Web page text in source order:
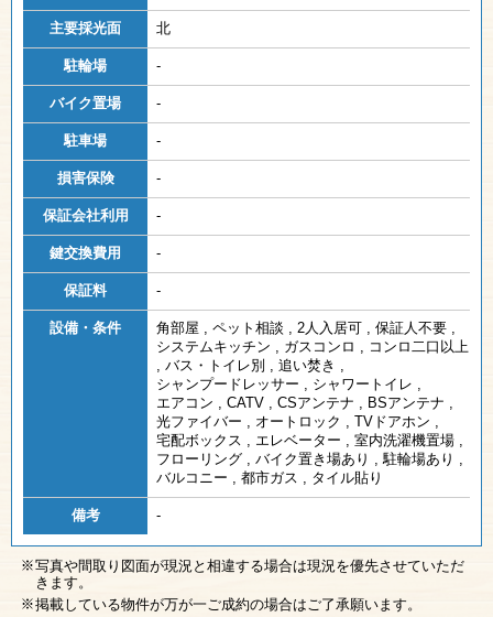
主要採光面 北
駐輪場 -
バイク置場 -
駐車場 -
損害保険 -
保証会社利用 -
鍵交換費用 -
保証料 -
設備・条件 角部屋 , ペット相談 , 2人入居可 , 保証人不要 ,
システムキッチン , ガスコンロ , コンロ二口以上
, バス・トイレ別 , 追い焚き ,
シャンプードレッサー , シャワートイレ ,
エアコン , CATV , CSアンテナ , BSアンテナ ,
光ファイバー , オートロック , TVドアホン ,
宅配ボックス , エレベーター , 室内洗濯機置場 ,
フローリング , バイク置き場あり ,駐輪場あり ,
バルコニー , 都市ガス , タイル貼り
備考 -
写真や間取り図面が現況と相違する場合は現況を優先させていただ
きます。
掲載している物件が万が一ご成約の場合はご了承願います。